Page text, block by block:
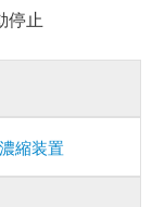
停止
濃縮装置